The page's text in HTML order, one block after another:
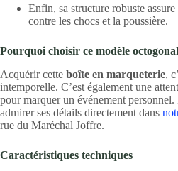
Enfin, sa structure robuste
contre les chocs et la poussière.
Pourquoi choisir ce modèle
Acquérir cette boîte en marqueterie,
intemporelle. C’est également une
pour marquer un événement
admirer ses détails directement dans
rue du Maréchal Joffre.
Caractéristiques techniques